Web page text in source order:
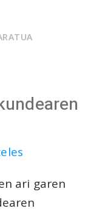
ari garen